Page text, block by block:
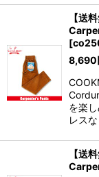
【送
[
8,690
を楽
レス
【送